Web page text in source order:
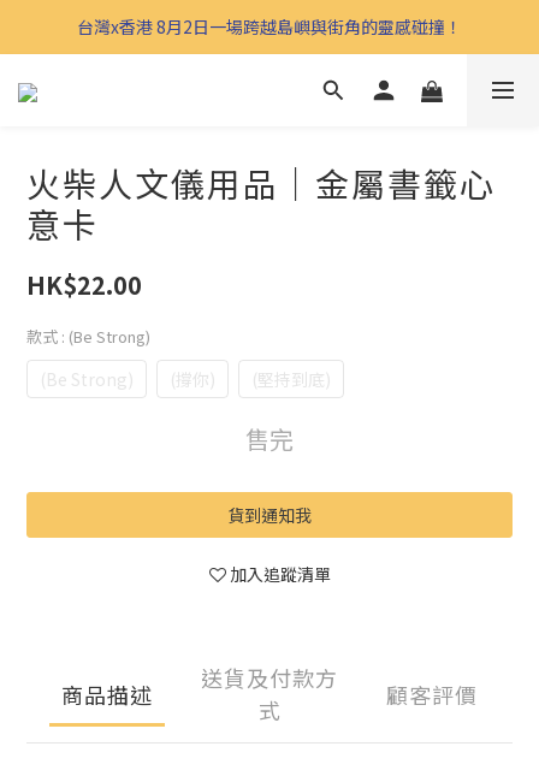
台灣x香港 8月2日一場跨越島嶼與街角的靈感碰撞！
火柴人文儀用品｜金屬書籤心
意卡
HK$22.00
款式 : (Be Strong)
(Be Strong) (撐你) (堅持到底)
售完
貨到通知我
加入追蹤清單
商品描述
送貨及付款方
式
顧客評價